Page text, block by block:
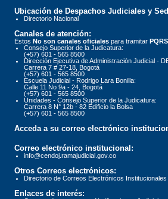
Ubicación de Despachos Judiciales y
Directorio Nacional
Canales de atención:
Estos No son canales oficiales para tramitar
Consejo Superior de la Judicatura:
(+57) 601 - 565 8500
Dirección Ejecutiva de Administración Judicial -
Carrera 7 # 27-18, Bogotá
(+57) 601 - 565 8500
Escuela Judicial - Rodrigo Lara Bonilla:
Calle 11 No 9a - 24, Bogotá
(+57) 601 - 565 8500
Unidades - Consejo Superior de la Judicatura:
Carrera 8 N° 12b - 82 Edificio la Bolsa
(+57) 601 - 565 8500
Acceda a su correo electrónico
Correo electrónico institucional:
info@cendoj.ramajudicial.gov.co
Otros Correos electrónicos:
Directorio de Correos Electrónicos Institucionales
Enlaces de interés: